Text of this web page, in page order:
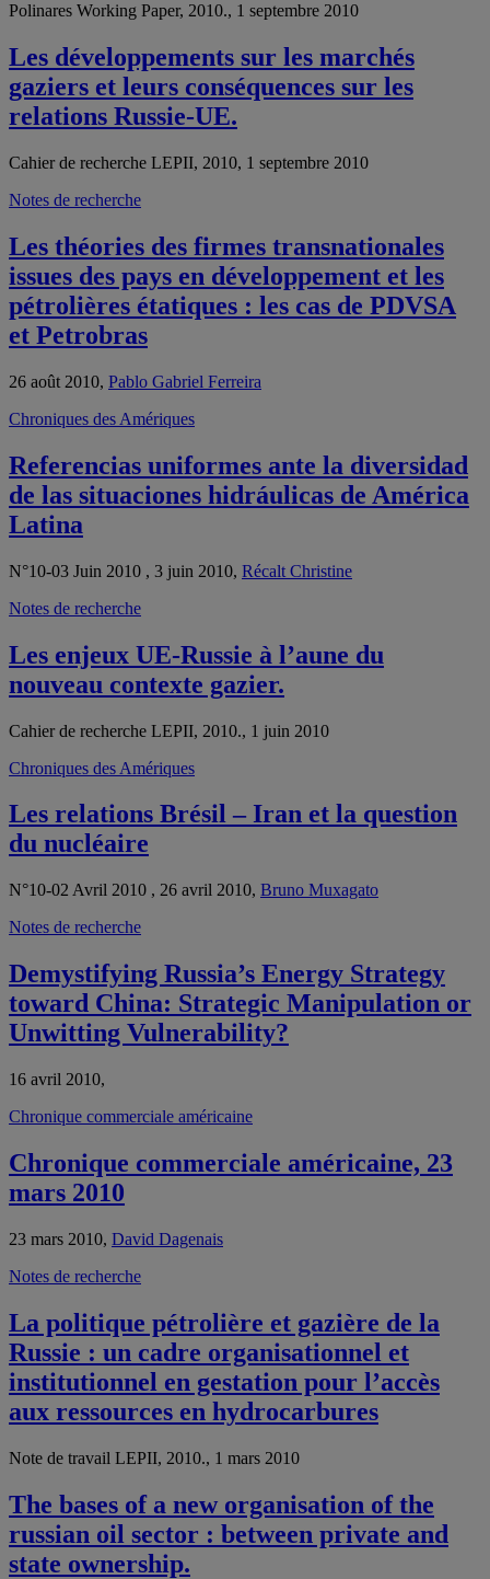
Polinares Working Paper, 2010., 1 septembre 2010
Les développements sur les marchés
gaziers et leurs conséquences sur les
relations Russie-UE.
Cahier de recherche LEPII, 2010, 1 septembre 2010
Notes de recherche
Les théories des firmes transnationales
issues des pays en développement et les
pétrolières étatiques : les cas de PDVSA
et Petrobras
26 août 2010, Pablo Gabriel Ferreira
Chroniques des Amériques
Referencias uniformes ante la diversidad
de las situaciones hidráulicas de América
Latina
N°10-03 Juin 2010 , 3 juin 2010, Récalt Christine
Notes de recherche
Les enjeux UE-Russie à l’aune du
nouveau contexte gazier.
Cahier de recherche LEPII, 2010., 1 juin 2010
Chroniques des Amériques
Les relations Brésil – Iran et la question
du nucléaire
N°10-02 Avril 2010 , 26 avril 2010, Bruno Muxagato
Notes de recherche
Demystifying Russia’s Energy Strategy
toward China: Strategic Manipulation or
Unwitting Vulnerability?
16 avril 2010,
Chronique commerciale américaine
Chronique commerciale américaine, 23
mars 2010
23 mars 2010, David Dagenais
Notes de recherche
La politique pétrolière et gazière de la
Russie : un cadre organisationnel et
institutionnel en gestation pour l’accès
aux ressources en hydrocarbures
Note de travail LEPII, 2010., 1 mars 2010
The bases of a new organisation of the
russian oil sector : between private and
state ownership.